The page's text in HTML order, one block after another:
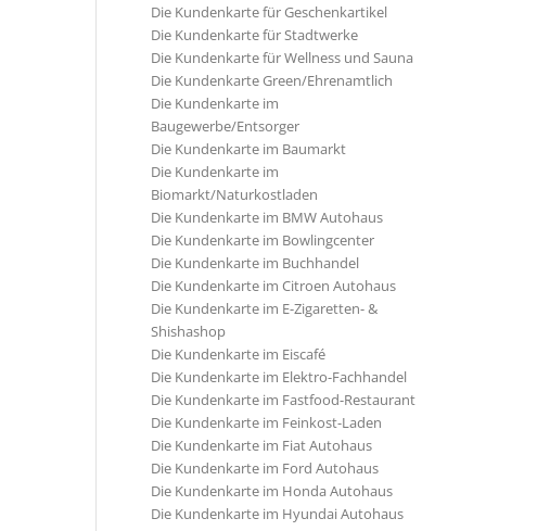
Die Kundenkarte für Geschenkartikel
Die Kundenkarte für Stadtwerke
Die Kundenkarte für Wellness und Sauna
Die Kundenkarte Green/Ehrenamtlich
Die Kundenkarte im
Baugewerbe/Entsorger
Die Kundenkarte im Baumarkt
Die Kundenkarte im
Biomarkt/Naturkostladen
Die Kundenkarte im BMW Autohaus
Die Kundenkarte im Bowlingcenter
Die Kundenkarte im Buchhandel
Die Kundenkarte im Citroen Autohaus
Die Kundenkarte im E-Zigaretten- &
Shishashop
Die Kundenkarte im Eiscafé
Die Kundenkarte im Elektro-Fachhandel
Die Kundenkarte im Fastfood-Restaurant
Die Kundenkarte im Feinkost-Laden
Die Kundenkarte im Fiat Autohaus
Die Kundenkarte im Ford Autohaus
Die Kundenkarte im Honda Autohaus
Die Kundenkarte im Hyundai Autohaus